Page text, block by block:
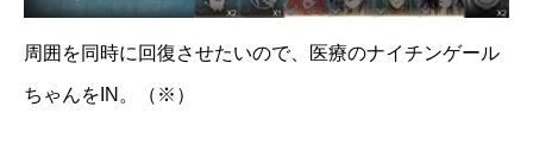
周囲を同時に回復させたいので、医療のナイチンゲール
ちゃんをIN。（※）